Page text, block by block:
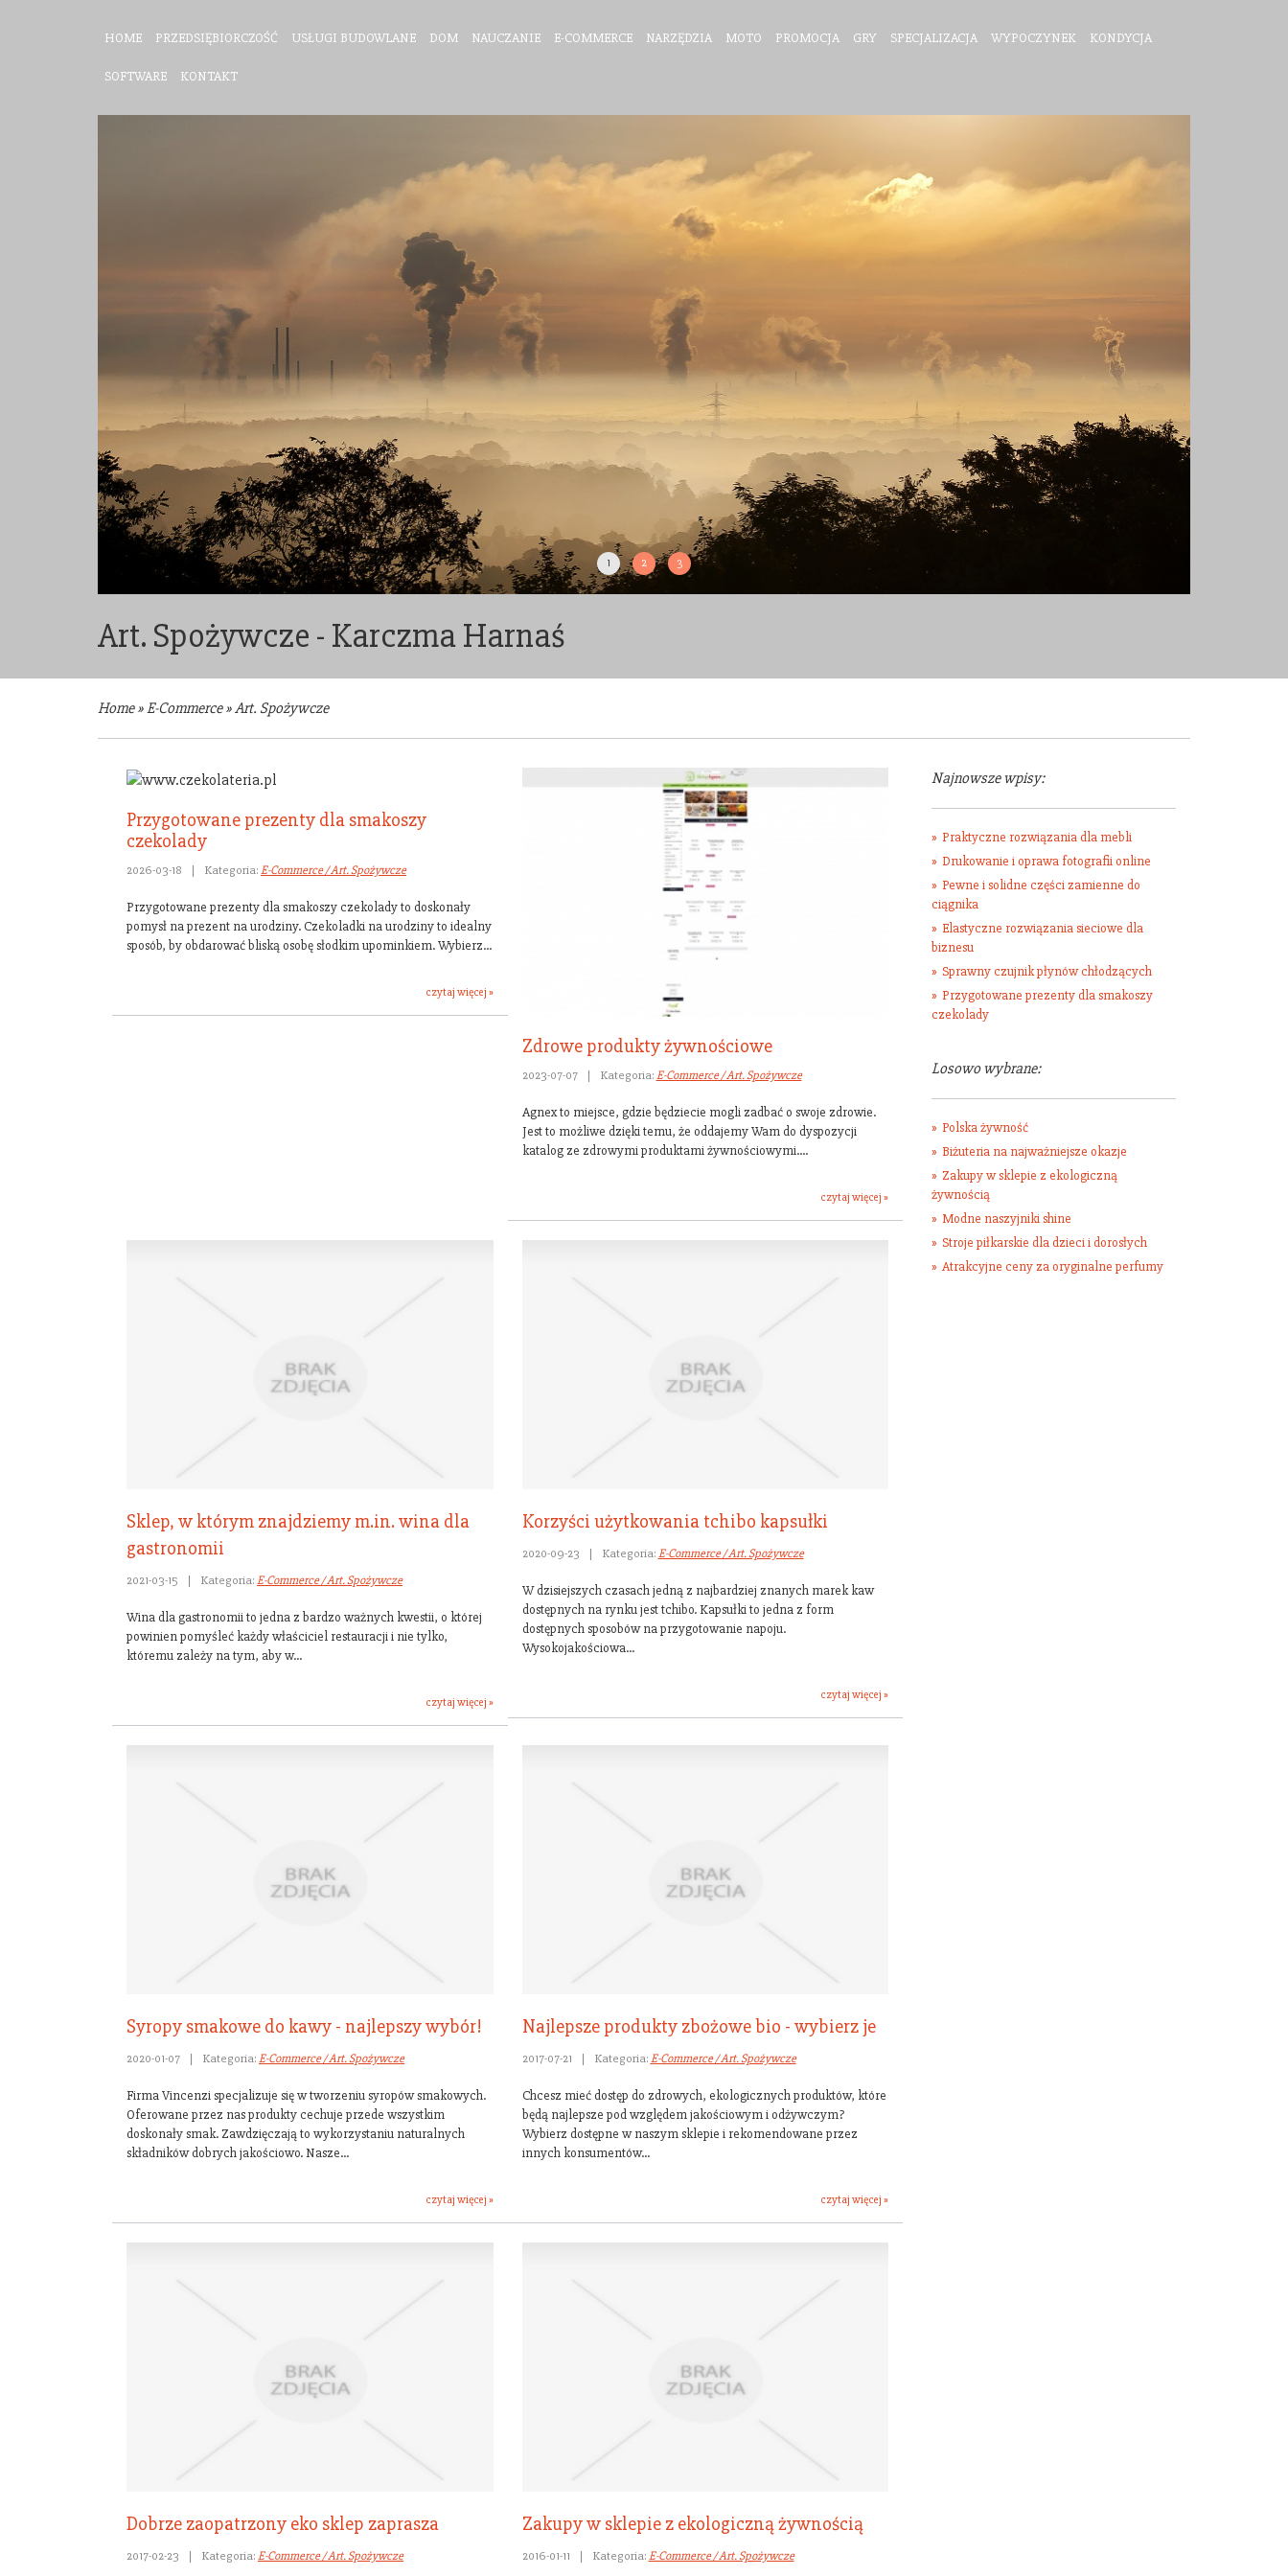
HOME PRZEDSIĘBIORCZOŚĆ USŁUGI BUDOWLANE DOM NAUCZANIE E-COMMERCE NARZĘDZIA MOTO PROMOCJA GRY SPECJALIZACJA WYPOCZYNEK KONDYCJA
SOFTWARE KONTAKT
1 2 3
Art. Spożywcze - Karczma Harnaś
Home»E-Commerce»Art. Spożywcze
Przygotowane prezenty dla smakoszy
czekolady
2026-03-18 | Kategoria:E-Commerce / Art. Spożywcze
Przygotowane prezenty dla smakoszy czekolady to doskonały
pomysł na prezent na urodziny. Czekoladki na urodziny to idealny
sposób, by obdarować bliską osobę słodkim upominkiem. Wybierz...
czytaj więcej »
Zdrowe produkty żywnościowe
2023-07-07 | Kategoria:E-Commerce / Art. Spożywcze
Agnex to miejsce, gdzie będziecie mogli zadbać o swoje zdrowie.
Jest to możliwe dzięki temu, że oddajemy Wam do dyspozycji
katalog ze zdrowymi produktami żywnościowymi....
czytaj więcej »
Sklep, w którym znajdziemy m.in. wina dla
gastronomii
2021-03-15 | Kategoria:E-Commerce / Art. Spożywcze
Wina dla gastronomii to jedna z bardzo ważnych kwestii, o której
powinien pomyśleć każdy właściciel restauracji i nie tylko,
któremu zależy na tym, aby w...
czytaj więcej »
Korzyści użytkowania tchibo kapsułki
2020-09-23 | Kategoria:E-Commerce / Art. Spożywcze
W dzisiejszych czasach jedną z najbardziej znanych marek kaw
dostępnych na rynku jest tchibo. Kapsułki to jedna z form
dostępnych sposobów na przygotowanie napoju.
Wysokojakościowa...
czytaj więcej »
Syropy smakowe do kawy - najlepszy wybór!
2020-01-07 | Kategoria:E-Commerce / Art. Spożywcze
Firma Vincenzi specjalizuje się w tworzeniu syropów smakowych.
Oferowane przez nas produkty cechuje przede wszystkim
doskonały smak. Zawdzięczają to wykorzystaniu naturalnych
składników dobrych jakościowo. Nasze...
czytaj więcej »
Najlepsze produkty zbożowe bio - wybierz je
2017-07-21 | Kategoria:E-Commerce / Art. Spożywcze
Chcesz mieć dostęp do zdrowych, ekologicznych produktów, które
będą najlepsze pod względem jakościowym i odżywczym?
Wybierz dostępne w naszym sklepie i rekomendowane przez
innych konsumentów...
czytaj więcej »
Dobrze zaopatrzony eko sklep zaprasza
2017-02-23 | Kategoria:E-Commerce / Art. Spożywcze
Zakupy w sklepie z ekologiczną żywnością
2016-01-11 | Kategoria:E-Commerce / Art. Spożywcze
Najnowsze wpisy:
Praktyczne rozwiązania dla mebli
Drukowanie i oprawa fotografii online
Pewne i solidne części zamienne do
ciągnika
Elastyczne rozwiązania sieciowe dla
biznesu
Sprawny czujnik płynów chłodzących
Przygotowane prezenty dla smakoszy
czekolady
Losowo wybrane:
Polska żywność
Biżuteria na najważniejsze okazje
Zakupy w sklepie z ekologiczną
żywnością
Modne naszyjniki shine
Stroje piłkarskie dla dzieci i dorosłych
Atrakcyjne ceny za oryginalne perfumy